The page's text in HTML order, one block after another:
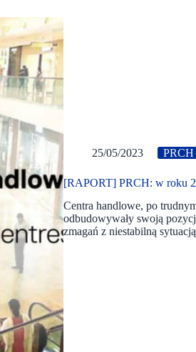
25/05/2023 PRCH
[RAPORT] PRCH: w roku
Centra handlowe, po
odbudowywały swoją
zmagań z niestabilną